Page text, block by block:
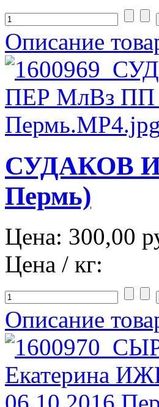
Описание
СУДАКОВ
Пермь)
Цена: 300,00
Цена / кг:
Описание